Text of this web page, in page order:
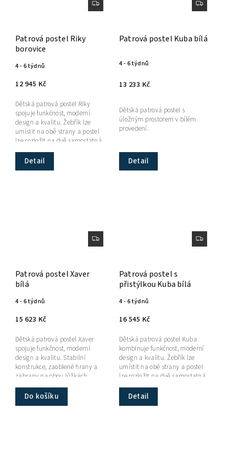
Patrová postel Riky
borovice
4 - 6 týdnů
12 945 Kč
Detail
Dětská patrová postel Riky
spojuje funkčnost, moderní
design a kvalitu. Žebřík lze
umístit na obě strany a postel
lze rozložit na dvě samostatná
lůžka.
Patrová postel Kuba bílá
4 - 6 týdnů
13 233 Kč
Detail
Dětská patrová postel s
úložným prostorem v bílém
provedení.
Patrová postel Xaver
bílá
4 - 6 týdnů
15 623 Kč
Do košíku
Dětská patrová postel Xaver
spojuje funkčnost, moderní
design a kvalitu. Stabilní
konstrukce, zaoblené hrany a
zábrany na obou lůžkách
zajišťují maximální bezpečnost
a pohodlí.
Patrová postel s
přistýlkou Kuba bílá
4 - 6 týdnů
16 545 Kč
Detail
Dětská patrová postel Kuba
kombinuje funkčnost, moderní
design a kvalitu. Žebřík lze
umístit na obě strany a postel
lze rozložit na dvě samostatná
lůžka. ...